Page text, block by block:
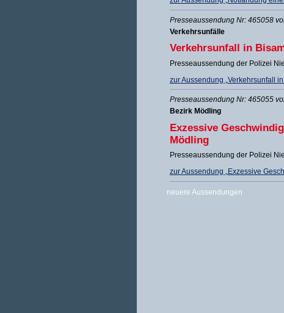
Presseaussendung Nr: 465058
Verkehrsunfälle
Verkehrsunfall in
Presseaussendung der Polizei
zur Aussendung „Verkehrsunfall
Presseaussendung Nr: 465055
Bezirk Mödling
Exzessive
Mödling
Presseaussendung der Polizei
zur Aussendung „Exzessive
neuere Aussendungen